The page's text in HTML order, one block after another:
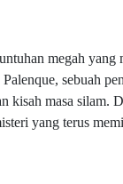
megah yang
sebuah
kisah masa silam.
yang terus